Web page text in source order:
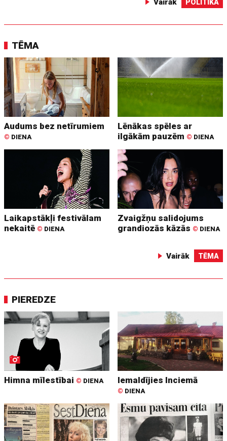
Vairāk POLITIKA
TĒMA
Audums bez netīrumiem
© DIENA
Lēnākas spēles ar
ilgākām pauzēm © DIENA
Laikapstākļi festivālam
nekaitē © DIENA
Zvaigžņu salidojums
grandiozās kāzās © DIENA
Vairāk TĒMA
PIEREDZE
Himna mīlestībai © DIENA Iemaldījies Inciemā
© DIENA